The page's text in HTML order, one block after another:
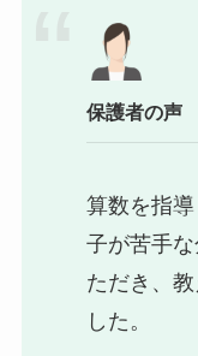
保護者の声
算数を指
子が苦手
ただき、
した。